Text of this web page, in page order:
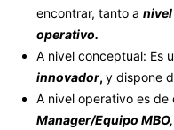
encontrar, tanto a
operativo.
A nivel conceptual: Es
innovador, y dispone
A nivel operativo es
Manager/Equipo MBO,